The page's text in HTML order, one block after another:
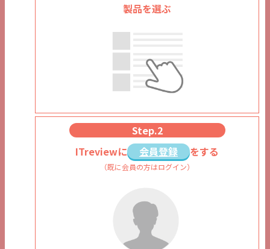
製品を選ぶ
Step.2
ITreviewに
会員登録 をする
（既に会員の方はログイン）